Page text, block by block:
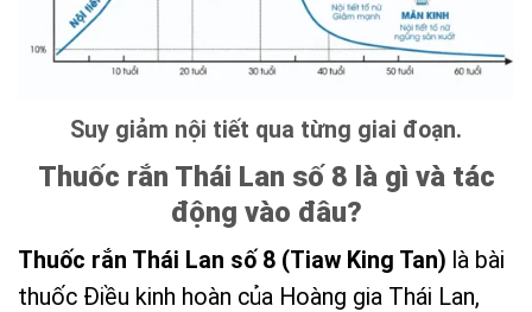
Suy giảm nội tiết qua từng giai đoạn.
Thuốc rắn Thái Lan số 8 là gì và tác
động vào đâu?
Thuốc rắn Thái Lan số 8 (Tiaw King Tan) là bài
thuốc Điều kinh hoàn của Hoàng gia Thái Lan,